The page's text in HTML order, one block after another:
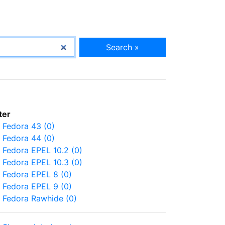
Search »
Fedora 43 (0)
Fedora 44 (0)
Fedora EPEL 10.2 (0)
Fedora EPEL 10.3 (0)
Fedora EPEL 8 (0)
Fedora EPEL 9 (0)
Fedora Rawhide (0)